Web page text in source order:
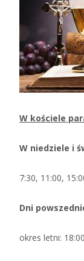
W kościele
W niedziele i
7:30, 11:00,
Dni
okres letni: 18:00